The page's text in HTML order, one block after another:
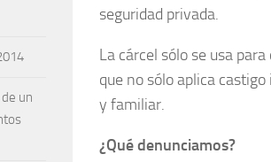
seguridad privada.
La cárcel sólo se usa
que no sólo aplica
y familiar.
¿Qué denunciamos?
un